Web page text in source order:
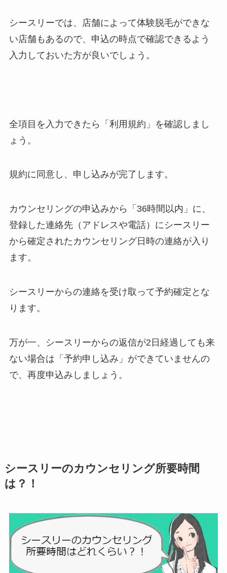
シースリーでは、店舗によって体験脱毛ができな
い店舗もあるので、申込の時点で確認できるよう
入力しておいた方が良いでしょう。
全項目を入力できたら「利用規約」を確認しまし
ょう。
規約に同意し、申し込みが完了します。
カウンセリングの申込みから「36時間以内」に、
登録した連絡先（アドレスや電話）にシースリー
から確定されたカウンセリング日時の連絡が入り
ます。
シースリーからの連絡を受け取って予約確定とな
ります。
万が一、シースリーからの返信が2日経過しても来
ない場合は「予約申し込み」ができていませんの
で、再度申込みしましょう。
シースリーのカウンセリング所要時間
は？！